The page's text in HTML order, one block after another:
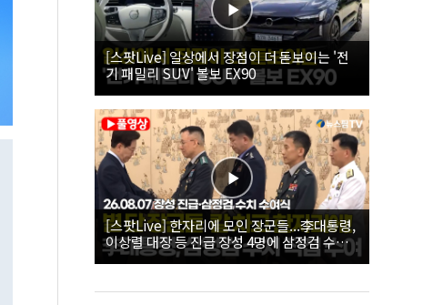
[스팟Live] 일상에서 장점이 더 돋보이는 '전
기 패밀리 SUV' 볼보 EX90
[스팟Live] 한자리에 모인 장군들...李대통령,
이상렬 대장 등 진급 장성 4명에 삼정검 수치
직접 수여｜26.08.07 장성 진급·삼정검 수치